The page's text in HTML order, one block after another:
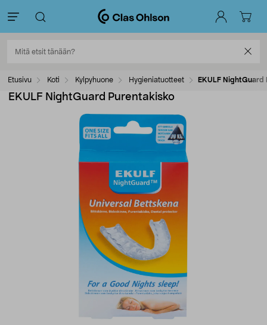
Etusivu Koti Kylpyhuone Hygieniatuotteet EKULF NightGuard
EKULF NightGuard Purentakisko